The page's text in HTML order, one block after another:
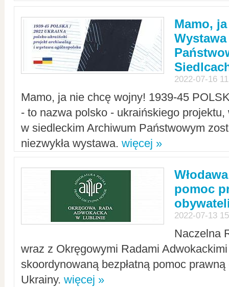
Mamo,
2022-07-16
Mamo, ja nie chcę wojny! 1939-45
- to nazwa polsko - ukraińskiego
w siedleckim Archiwum Państwowym
niezwykła wystawa. więcej »
pomoc
2022-07-13
Naczelna
wraz z Okręgowymi Radami Adwokackimi
skoordynowaną bezpłatną pomoc
Ukrainy. więcej »